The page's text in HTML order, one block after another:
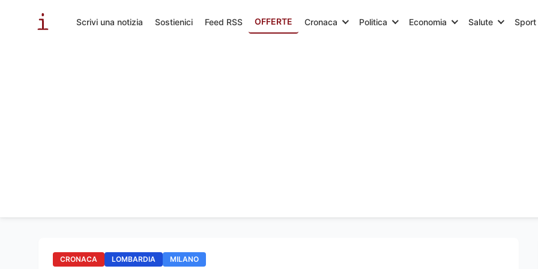
Scrivi una notizia Sostienici Feed RSS OFFERTE Cronaca Politica Economia Salute Sport
CRONACA LOMBARDIA MILANO